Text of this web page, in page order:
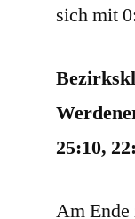
sich mit
25:10,
Am Ende